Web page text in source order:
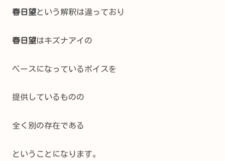
春日望という解釈は違っており
春日望はキズナアイの
ベースになっているボイスを
提供しているものの
全く別の存在である
ということになります。